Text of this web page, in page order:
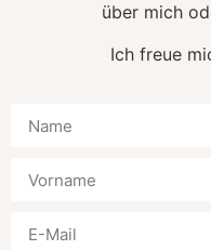
über mich
Ich freue